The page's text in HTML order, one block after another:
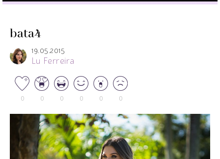
bata4
19.05.2015
Lu Ferreira
0 0 0 0 0 0